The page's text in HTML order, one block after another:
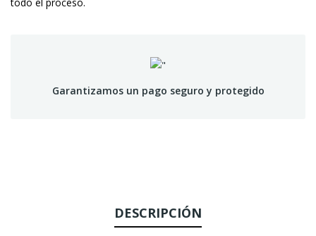
Garantizamos un pago seguro y protegido
DESCRIPCIÓN